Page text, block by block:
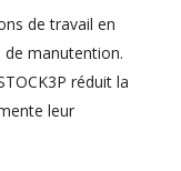
de travail en
manutention.
réduit la
leur